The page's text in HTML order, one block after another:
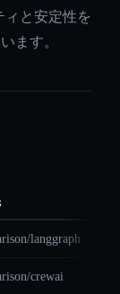
ィと安定性を
ます。
langgraph
crewai